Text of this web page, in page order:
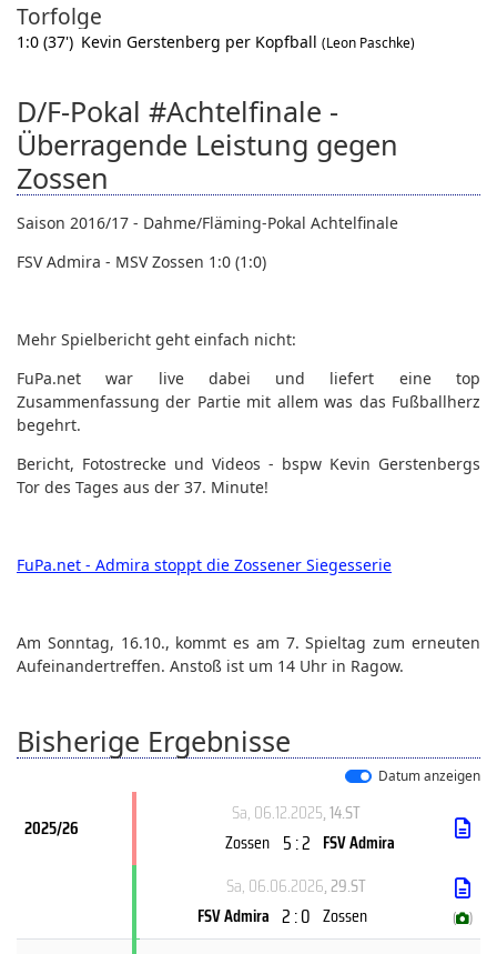
Torfolge
1:0 (37') Kevin Gerstenberg per Kopfball (Leon Paschke)
D/F-Pokal #Achtelfinale -
Überragende Leistung gegen
Zossen
Saison 2016/17 - Dahme/Fläming-Pokal Achtelfinale
FSV Admira - MSV Zossen 1:0 (1:0)
Mehr Spielbericht geht einfach nicht:
FuPa.net war live dabei und liefert eine top
Zusammenfassung der Partie mit allem was das Fußballherz
begehrt.
Bericht, Fotostrecke und Videos - bspw Kevin Gerstenbergs
Tor des Tages aus der 37. Minute!
FuPa.net - Admira stoppt die Zossener Siegesserie
Am Sonntag, 16.10., kommt es am 7. Spieltag zum erneuten
Aufeinandertreffen. Anstoß ist um 14 Uhr in Ragow.
Bisherige Ergebnisse
Datum anzeigen
2025/26
Sa, 06.12.2025, 14.ST
Zossen 5 : 2 FSV Admira
Sa, 06.06.2026, 29.ST
FSV Admira 2 : 0 Zossen ( )